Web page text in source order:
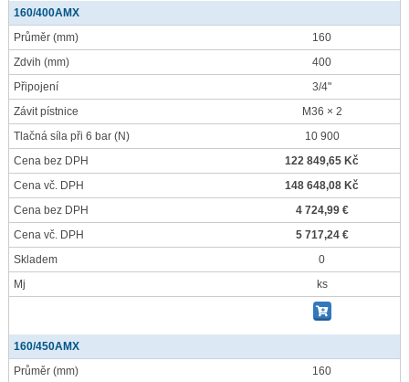
160/400AMX
Průměr (mm)
160
Zdvih (mm)
400
Připojení
3/4"
Závit pístnice
M36 × 2
Tlačná síla při 6 bar (N)
10 900
Cena bez DPH
122 849,65 Kč
Cena vč. DPH
148 648,08 Kč
Cena bez DPH
4 724,99 €
Cena vč. DPH
5 717,24 €
Skladem
0
Mj
ks
160/450AMX
Průměr (mm)
160